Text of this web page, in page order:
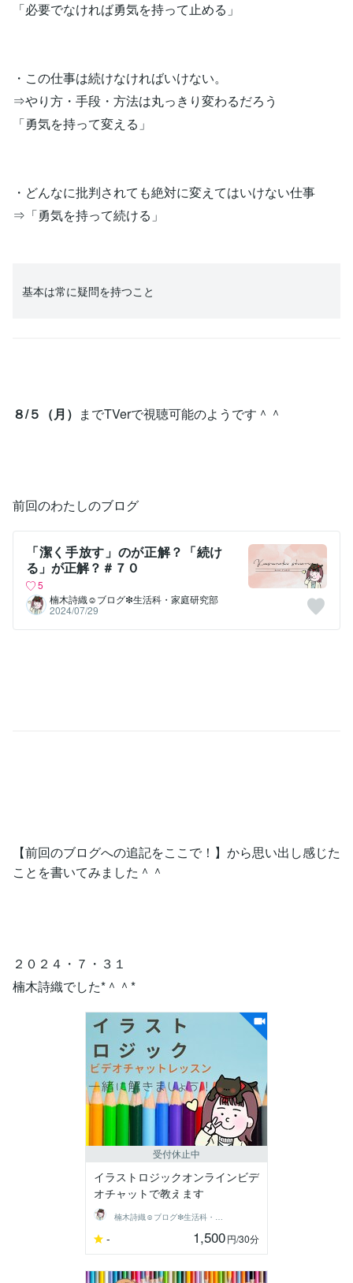
「必要でなければ勇気を持って止める」
・この仕事は続けなければいけない。
⇒やり方・手段・方法は丸っきり変わるだろう
「勇気を持って変える」
・どんなに批判されても絶対に変えてはいけない仕事
⇒「勇気を持って続ける」
基本は常に疑問を持つこと
８/５（月） までTVerで視聴可能のようです＾＾
前回のわたしのブログ
「潔く手放す」のが正解？「続け
る」が正解？＃７０
5
楠木詩織☺︎ブログ❇︎生活科・家庭研究部
2024/07/29
【前回のブログへの追記をここで！】から思い出し感じた
ことを書いてみました＾＾
２０２４・７・３１
楠木詩織でした*＾＾*
受付休止中
イラストロジックオンラインビデ
オチャットで教えます
楠木詩織☺︎ブログ❇︎生活科・家庭研究部
- 1,500円/30分